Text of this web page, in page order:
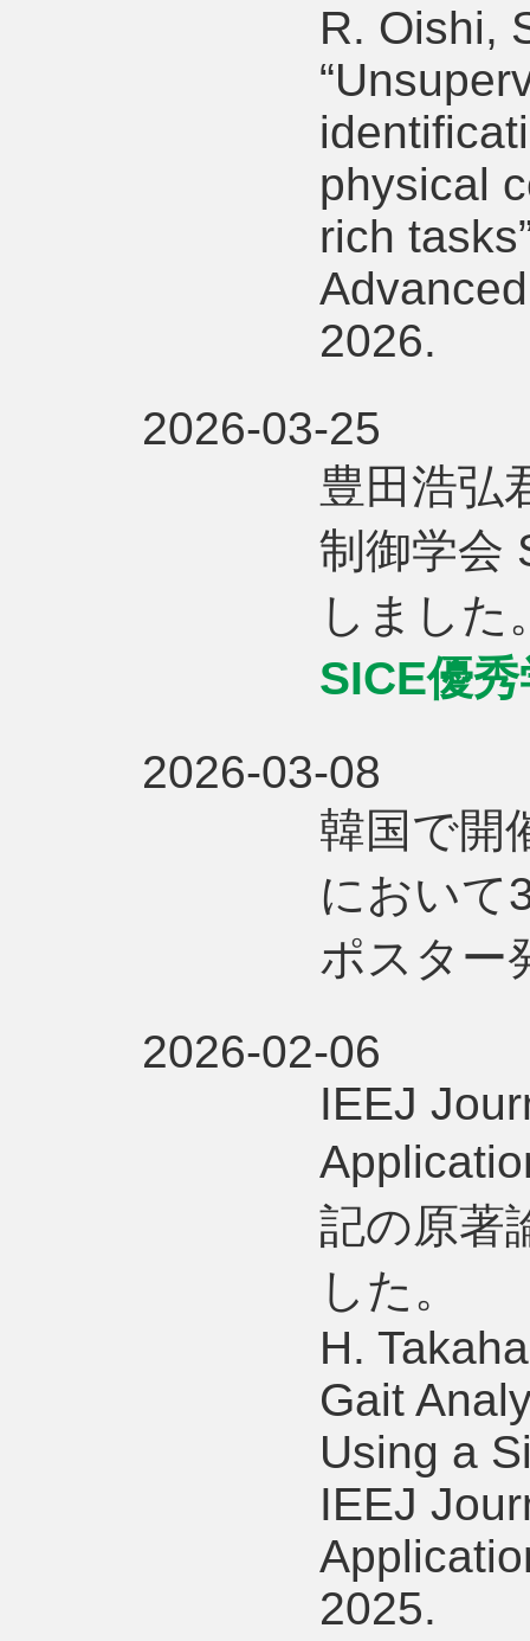
R. Oishi,
physical
rich
2026.
2026-03-25
豊田浩弘
制御学会
しました
SICE優
2026-03-08
韓国で開
において
ポスター
2026-02-06
IEEJ
記の原著
した。
H.
Gait
Using a
IEEJ
2025.